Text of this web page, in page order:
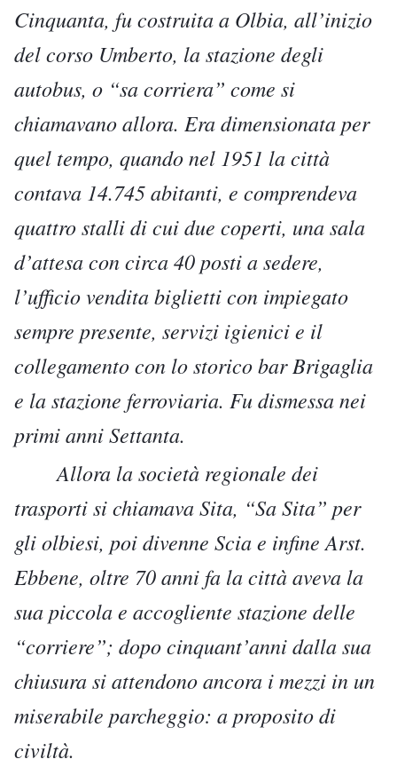
Cinquanta, fu costruita a Olbia, all’inizio
del corso Umberto, la stazione degli
autobus, o “sa corriera” come si
chiamavano allora. Era dimensionata per
quel tempo, quando nel 1951 la città
contava 14.745 abitanti, e comprendeva
quattro stalli di cui due coperti, una sala
d’attesa con circa 40 posti a sedere,
l’ufficio vendita biglietti con impiegato
sempre presente, servizi igienici e il
collegamento con lo storico bar Brigaglia
e la stazione ferroviaria. Fu dismessa nei
primi anni Settanta.
Allora la società regionale dei
trasporti si chiamava Sita, “Sa Sita” per
gli olbiesi, poi divenne Scia e infine Arst.
Ebbene, oltre 70 anni fa la città aveva la
sua piccola e accogliente stazione delle
“corriere”; dopo cinquant’anni dalla sua
chiusura si attendono ancora i mezzi in un
miserabile parcheggio: a proposito di
civiltà.